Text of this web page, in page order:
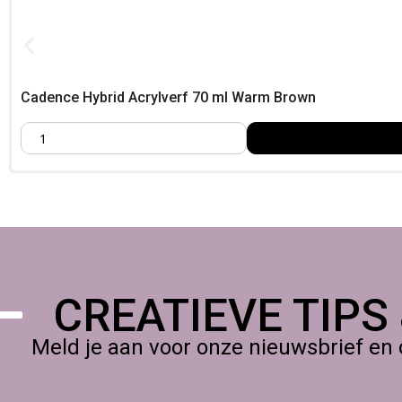
Cadence Hybrid Acrylverf 70 ml Warm Brown
CREATIEVE
Meld je aan voor onze nieuwsbrief